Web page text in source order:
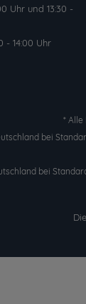
Uhr und 13:30 -
- 14:00 Uhr
* Alle
bei
bei